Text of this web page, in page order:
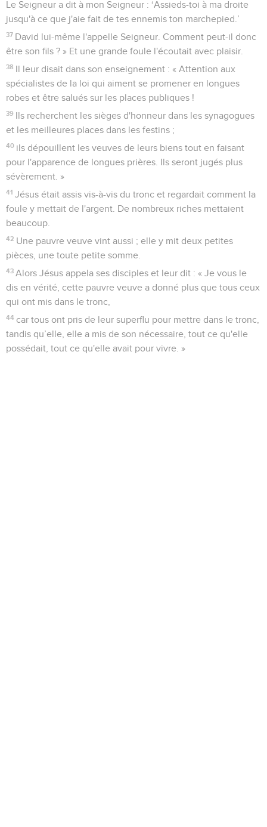
Le Seigneur a dit à mon Seigneur : ‘Assieds-toi à ma droite
jusqu'à ce que j'aie fait de tes ennemis ton marchepied.’
37 David lui-même l'appelle Seigneur. Comment peut-il donc
être son fils ? » Et une grande foule l'écoutait avec plaisir.
38 Il leur disait dans son enseignement : « Attention aux
spécialistes de la loi qui aiment se promener en longues
robes et être salués sur les places publiques !
39 Ils recherchent les sièges d'honneur dans les synagogues
et les meilleures places dans les festins ;
40 ils dépouillent les veuves de leurs biens tout en faisant
pour l'apparence de longues prières. Ils seront jugés plus
sévèrement. »
41 Jésus était assis vis-à-vis du tronc et regardait comment la
foule y mettait de l'argent. De nombreux riches mettaient
beaucoup.
42 Une pauvre veuve vint aussi ; elle y mit deux petites
pièces, une toute petite somme.
43 Alors Jésus appela ses disciples et leur dit : « Je vous le
dis en vérité, cette pauvre veuve a donné plus que tous ceux
qui ont mis dans le tronc,
44 car tous ont pris de leur superflu pour mettre dans le tronc,
tandis qu’elle, elle a mis de son nécessaire, tout ce qu'elle
possédait, tout ce qu'elle avait pour vivre. »